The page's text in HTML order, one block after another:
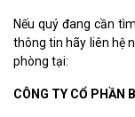
Nếu quý đang cần tìm
thông tin hãy liên hệ
phòng tại:
CÔNG TY CỔ PHẦN